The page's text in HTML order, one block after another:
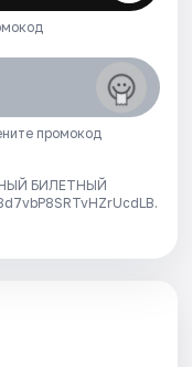
промокод
БИЛЕТНЫЙ